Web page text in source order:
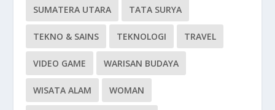
SUMATERA UTARA TATA SURYA
TEKNO & SAINS TEKNOLOGI TRAVEL
VIDEO GAME WARISAN BUDAYA
WISATA ALAM WOMAN